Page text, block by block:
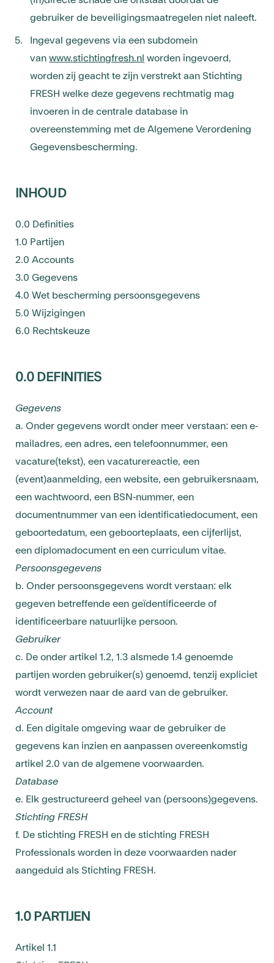
gebruiker de beveiligingsmaatregelen niet naleeft.
Ingeval gegevens via een subdomein
vanwww.stichtingfresh.nl worden ingevoerd,
worden zij geacht te zijn verstrekt aan Stichting
FRESH welke deze gegevens rechtmatig mag
invoeren in de centrale database in
overeenstemming met de Algemene Verordening
Gegevensbescherming.
INHOUD
0.0 Definities
1.0 Partijen
2.0 Accounts
3.0 Gegevens
4.0 Wet bescherming persoonsgegevens
5.0 Wijzigingen
6.0 Rechtskeuze
0.0 DEFINITIES
Gegevens
a. Onder gegevens wordt onder meer verstaan: een e-
mailadres, een adres, een telefoonnummer, een
vacature(tekst), een vacaturereactie, een
(event)aanmelding, een website, een gebruikersnaam,
een wachtwoord, een BSN-nummer, een
documentnummer van een identificatiedocument, een
geboortedatum, een geboorteplaats, een cijferlijst,
een diplomadocument en een curriculum vitae.
Persoonsgegevens
b. Onder persoonsgegevens wordt verstaan: elk
gegeven betreffende een geïdentificeerde of
identificeerbare natuurlijke persoon.
Gebruiker
c. De onder artikel 1.2, 1.3 alsmede 1.4 genoemde
partijen worden gebruiker(s) genoemd, tenzij expliciet
wordt verwezen naar de aard van de gebruiker.
Account
d. Een digitale omgeving waar de gebruiker de
gegevens kan inzien en aanpassen overeenkomstig
artikel 2.0 van de algemene voorwaarden.
Database
e. Elk gestructureerd geheel van (persoons)gegevens.
Stichting FRESH
f. De stichting FRESH en de stichting FRESH
Professionals worden in deze voorwaarden nader
aangeduid als Stichting FRESH.
1.0 PARTIJEN
Artikel 1.1